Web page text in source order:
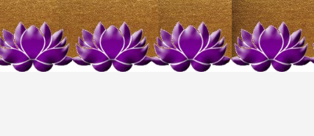
大
事
年
表
法
物
流
通
其
他
讯
息